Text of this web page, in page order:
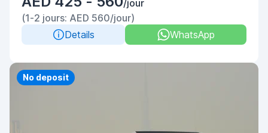
/jour
(1-2 jours: AED 560/jour)
Details
WhatsApp
No deposit